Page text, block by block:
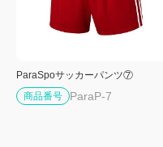
ParaSpoサッカーパンツ⑦
商品番号
ParaP-7